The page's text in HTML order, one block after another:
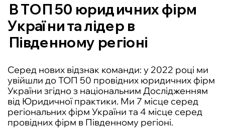
В ТОП 50 юридичних фірм
України та лідер в
Південному регіоні
Серед нових відзнак команди: у 2022 році ми
увійшли до ТОП 50 провідних юридичних фірм
України згідно з національним Дослідженням
від Юридичної практики. Ми 7 місце серед
регіональних фірм України та 4 місце серед
провідних фірм в Південному регіоні.